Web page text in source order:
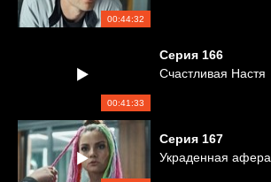
00:44:32
00:41:33
Серия 166
Счастливая Настя
Серия 167
Украденная афера